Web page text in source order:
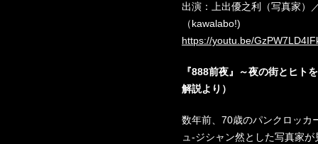
出演：上出優之利（写真家）
（kawalabo!)
https://youtu.be/
『888前夜』～夜の街とヒト
解説より）
数年前、70歳のパンクロッカ
ュ-ジシャン然とした写真家